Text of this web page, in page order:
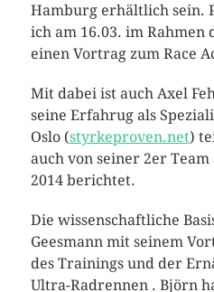
Hamburg erhältlich sein.
ich am 16.03. im Rahmen
einen Vortrag zum Race
Mit dabei ist auch Axel
seine Erfahrug als
Oslo (styrkeproven.net)
auch von seiner 2er
2014 berichtet.
Die wissenschaftliche
Geesmann mit seinem
des Trainings und der
Ultra-Radrennen . Björn